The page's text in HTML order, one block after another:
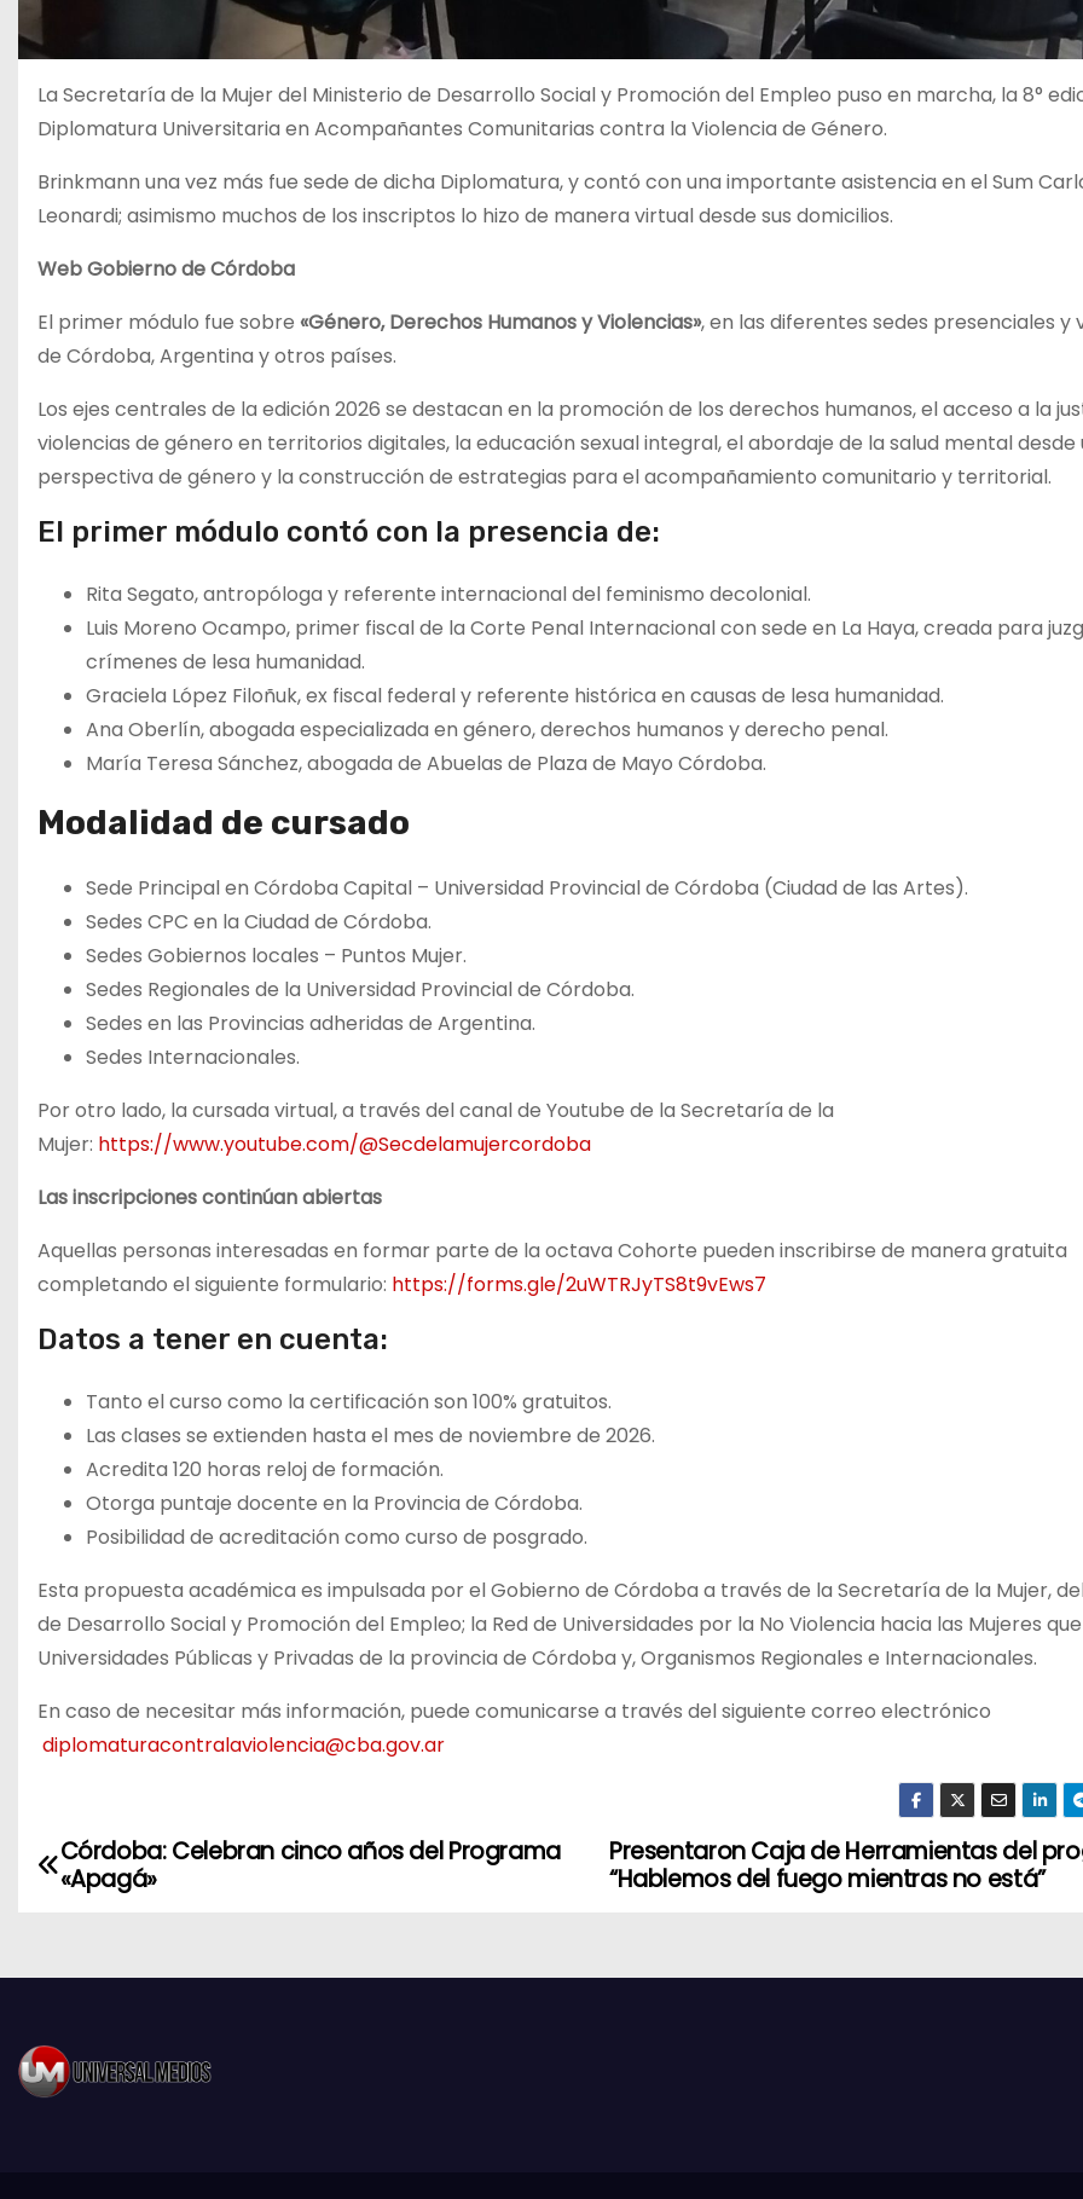
La Secretaría de la Mujer del Ministerio de Desarrollo Social y Promoción del Empleo puso en marcha, la 8°
Diplomatura Universitaria en Acompañantes Comunitarias contra la Violencia de Género.
Brinkmann una vez más fue sede de dicha Diplomatura, y contó con una importante asistencia en el Sum
Leonardi; asimismo muchos de los inscriptos lo hizo de manera virtual desde sus domicilios.
Web Gobierno de Córdoba
El primer módulo fue sobre «Género, Derechos Humanos y Violencias», en las diferentes sedes presenciales y
de Córdoba, Argentina y otros países.
Los ejes centrales de la edición 2026 se destacan en la promoción de los derechos humanos, el acceso a la
violencias de género en territorios digitales, la educación sexual integral, el abordaje de la salud mental desde
perspectiva de género y la construcción de estrategias para el acompañamiento comunitario y territorial.
El primer módulo contó con la presencia de:
Rita Segato, antropóloga y referente internacional del feminismo decolonial.
Luis Moreno Ocampo, primer fiscal de la Corte Penal Internacional con sede en La Haya, creada para
crímenes de lesa humanidad.
Graciela López Filoñuk, ex fiscal federal y referente histórica en causas de lesa humanidad.
Ana Oberlín, abogada especializada en género, derechos humanos y derecho penal.
María Teresa Sánchez, abogada de Abuelas de Plaza de Mayo Córdoba.
Modalidad de cursado
Sede Principal en Córdoba Capital – Universidad Provincial de Córdoba (Ciudad de las Artes).
Sedes CPC en la Ciudad de Córdoba.
Sedes Gobiernos locales – Puntos Mujer.
Sedes Regionales de la Universidad Provincial de Córdoba.
Sedes en las Provincias adheridas de Argentina.
Sedes Internacionales.
Por otro lado, la cursada virtual,a través del canal de Youtube de la Secretaría de la
Mujer: https://www.youtube.com/@Secdelamujercordoba
Las inscripciones continúan abiertas
Aquellas personas interesadas en formar parte de la octava Cohorte pueden inscribirse de manera gratuita
completando el siguiente formulario: https://forms.gle/2uWTRJyTS8t9vEws7
Datos a tener en cuenta:
Tanto el curso como la certificación son 100% gratuitos.
Las clases se extienden hasta el mes de noviembre de 2026.
Acredita 120 horas reloj de formación.
Otorga puntaje docente en la Provincia de Córdoba.
Posibilidad de acreditación como curso de posgrado.
Esta propuesta académica es impulsada por el Gobierno de Córdoba a través de la Secretaría de la Mujer,
de Desarrollo Social y Promoción del Empleo; la Red de Universidades por la No Violencia hacia las Mujeres
Universidades Públicas y Privadas de la provincia de Córdoba y, Organismos Regionales e Internacionales.
En caso de necesitar más información, puede comunicarse a través del siguiente correo electrónico
diplomaturacontralaviolencia@cba.gov.ar
N
g
Presentaron Caja de Herramientas del
“Hablemos del fuego mientras no está”
Córdoba: Celebran cinco años del Programa
«Apagá»